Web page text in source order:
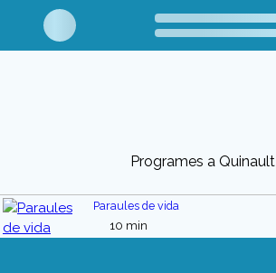
Programes a Quinault
Paraules de vida
10 min